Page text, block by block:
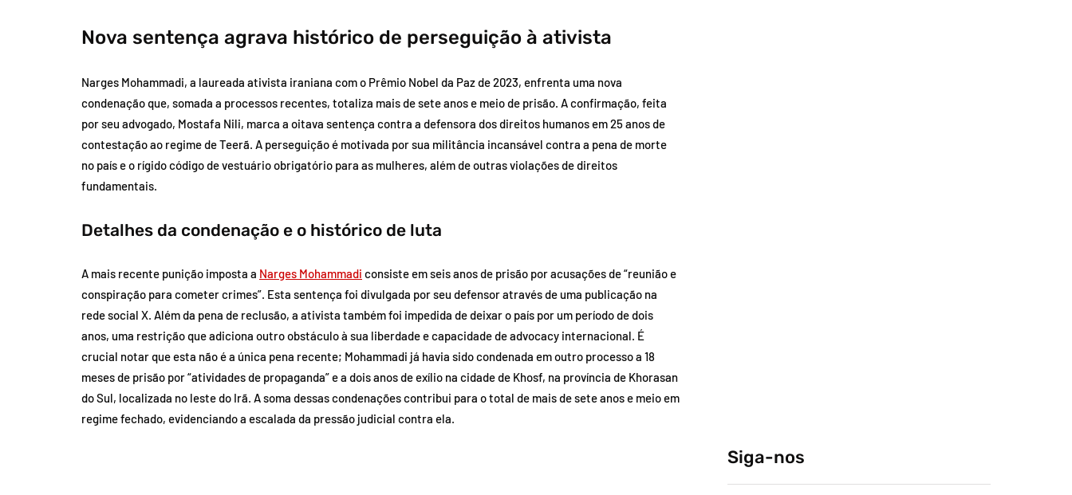
Nova sentença agrava histórico de perseguição à ativista
Narges Mohammadi, a laureada ativista iraniana com o Prêmio Nobel da Paz de 2023, enfrenta uma nova
condenação que, somada a processos recentes, totaliza mais de sete anos e meio de prisão. A confirmação, feita
por seu advogado, Mostafa Nili, marca a oitava sentença contra a defensora dos direitos humanos em 25 anos de
contestação ao regime de Teerã. A perseguição é motivada por sua militância incansável contra a pena de morte
no país e o rígido código de vestuário obrigatório para as mulheres, além de outras violações de direitos
fundamentais.
Detalhes da condenação e o histórico de luta
A mais recente punição imposta a Narges Mohammadi consiste em seis anos de prisão por acusações de “reunião e
conspiração para cometer crimes”. Esta sentença foi divulgada por seu defensor através de uma publicação na
rede social X. Além da pena de reclusão, a ativista também foi impedida de deixar o país por um período de dois
anos, uma restrição que adiciona outro obstáculo à sua liberdade e capacidade de advocacy internacional. É
crucial notar que esta não é a única pena recente; Mohammadi já havia sido condenada em outro processo a 18
meses de prisão por “atividades de propaganda” e a dois anos de exílio na cidade de Khosf, na província de Khorasan
do Sul, localizada no leste do Irã. A soma dessas condenações contribui para o total de mais de sete anos e meio em
regime fechado, evidenciando a escalada da pressão judicial contra ela.
26/11/2019
Siga-nos